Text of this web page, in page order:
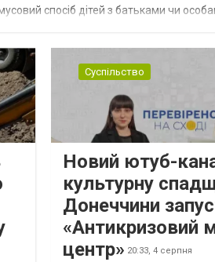
спосіб дітей з батьками чи
Суспільство
Новий ютуб-
культурну
Донеччини
«Антикризовий
центр» 20:33, 4 серпня